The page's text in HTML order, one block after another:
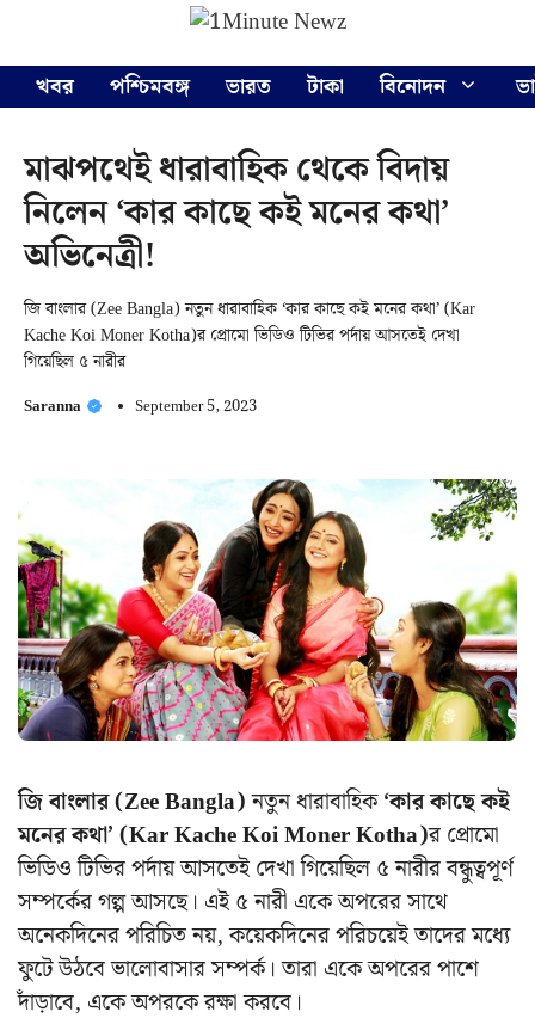
content
খবর
পশ্চিমবঙ্গ ভারত টাকা বিনোদন
মাঝপথেই ধারাবাহিক থেকে বিদায়
নিলেন ‘কার কাছে কই মনের কথা’
অভিনেত্রী!
জি বাংলার (Zee Bangla) নতুন ধারাবাহিক ‘কার কাছে কই মনের কথা’ (Kar
Kache Koi Moner Kotha)র প্রোমো ভিডিও টিভির পর্দায় আসতেই দেখা
গিয়েছিল ৫ নারীর
Saranna September 5, 2023
জি বাংলার (Zee Bangla)নতুন ধারাবাহিক‘কার কাছে কই
মনের কথা’ (Kar Kache Koi Moner Kotha)র প্রোমো
ভিডিও টিভির পর্দায় আসতেই দেখা গিয়েছিল ৫ নারীর বন্ধুত্বপূর্ণ
সম্পর্কের গল্প আসছে। এই ৫ নারী একে অপরের সাথে
অনেকদিনের পরিচিত নয়, কয়েকদিনের পরিচয়েই তাদের মধ্যে
ফুটে উঠবে ভালোবাসার সম্পর্ক। তারা একে অপরের পাশে
দাঁড়াবে, একে অপরকে রক্ষা করবে।